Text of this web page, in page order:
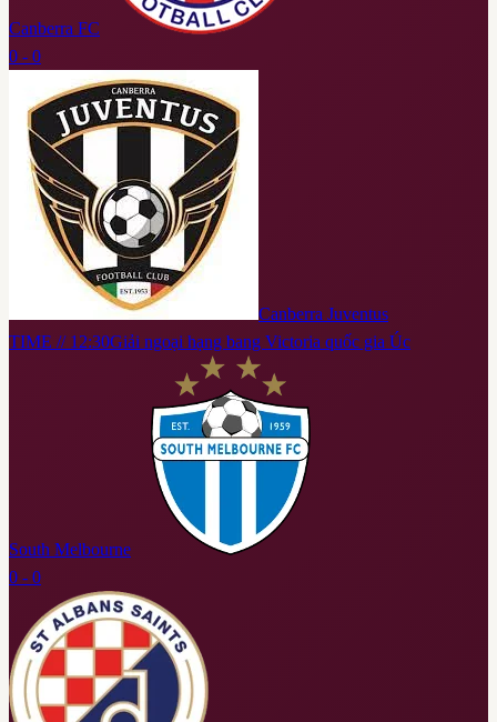
Canberra FC
0 - 0
Canberra Juventus
TIME // 12:30Giải ngoại hạng bang Victoria quốc gia Úc
South Melbourne
0 - 0